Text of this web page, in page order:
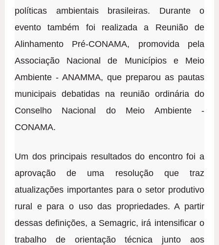
políticas ambientais brasileiras. Durante o
evento também foi realizada a Reunião de
Alinhamento Pré-CONAMA, promovida pela
Associação Nacional de Municípios e Meio
Ambiente - ANAMMA, que preparou as pautas
municipais debatidas na reunião ordinária do
Conselho Nacional do Meio Ambiente -
CONAMA.
Um dos principais resultados do encontro foi a
aprovação de uma resolução que traz
atualizações importantes para o setor produtivo
rural e para o uso das propriedades. A partir
dessas definições, a Semagric, irá intensificar o
trabalho de orientação técnica junto aos